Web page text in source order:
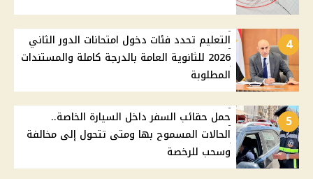
4
التعليم تحدد فئات دخول امتحانات الدور الثاني
2026 للثانوية العامة بالدرجة كاملة والمستندات
المطلوبة
5
حمل حقائب السفر داخل السيارة الخاصة..
الحالات المسموح بها ومتى تتحول إلى مخالفة
وسحب للرخصة